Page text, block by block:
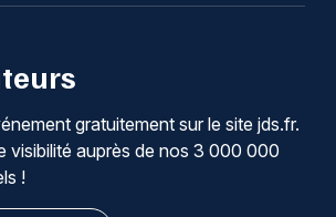
gratuitement sur le site jds.fr.
visibilité auprès de nos 3 000 000
!